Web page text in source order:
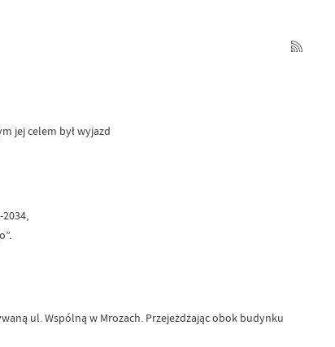
jej celem był wyjazd
ul. Wspólną w Mrozach. Przejeżdżając obok budynku